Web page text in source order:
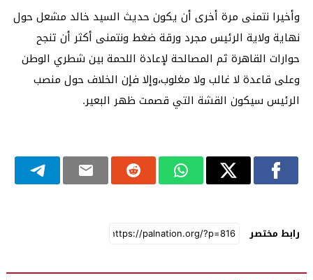
وأخيرا نتمنى مرة أخرى أن يكون حديث السيد خالد مشعل حول
نهاية ولاية الرئيس مجرد ورقة ضغط ونتمنى أكثر أن تنجح
حوارات القاهرة ثم المصالحة لإعادة اللحمة بين شطري الوطن
وعلى قاعدة لا غالب ولا مغلوب،وإلا فإن الخلاف حول منصب
الرئيس سيكون القشة التي قصمت ظهر البعير.
رابط مختصر